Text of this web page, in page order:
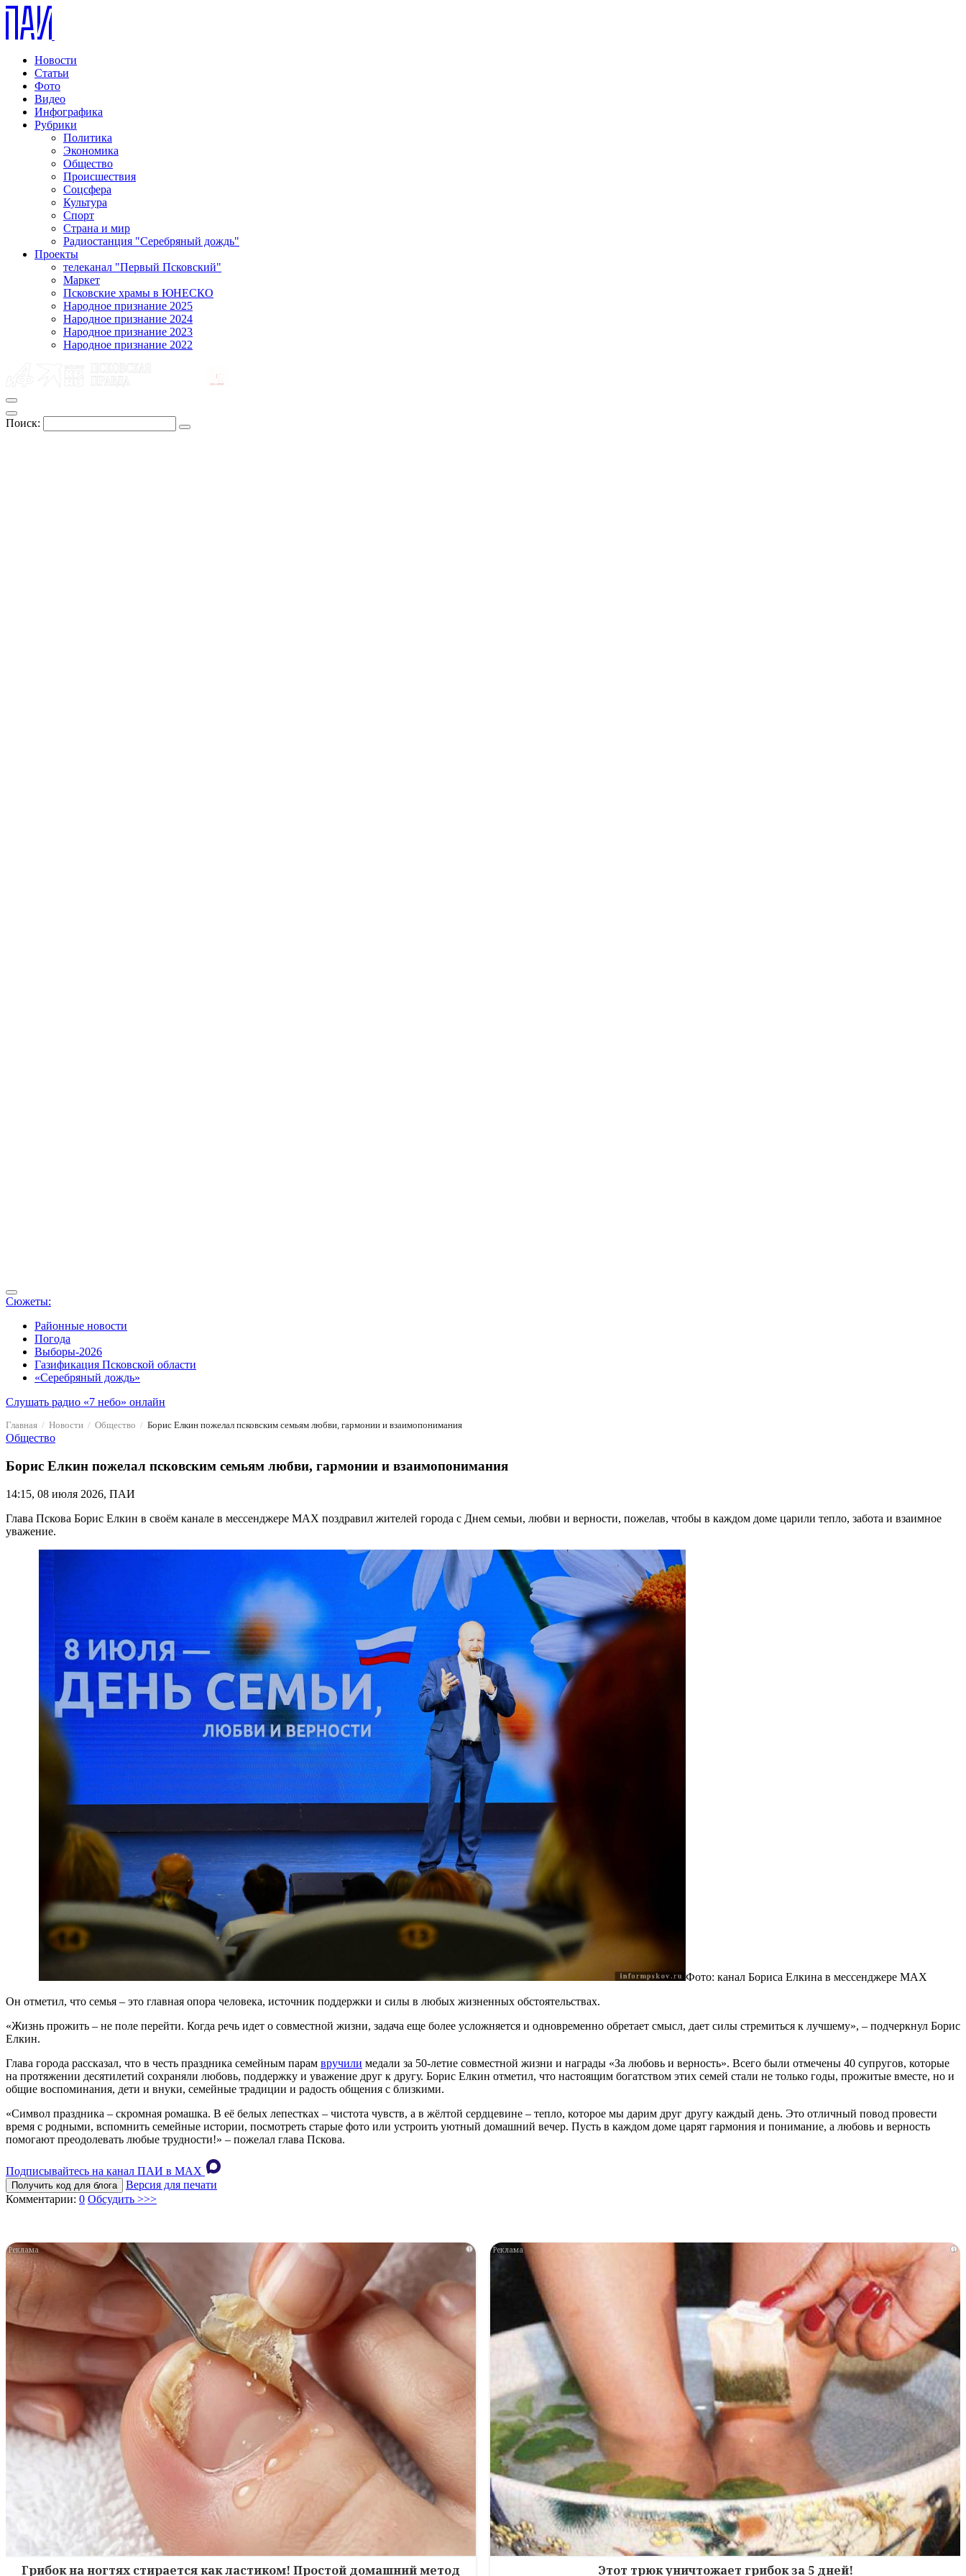
Новости
Статьи
Фото
Видео
Инфографика
Рубрики
Политика
Экономика
Общество
Происшествия
Соцсфера
Культура
Спорт
Страна и мир
Радиостанция "Серебряный дождь"
Проекты
телеканал "Первый Псковский"
Маркет
Псковские храмы в ЮНЕСКО
Народное признание 2025
Народное признание 2024
Народное признание 2023
Народное признание 2022
Поиск:
Сюжеты:
Районные новости
Погода
Выборы-2026
Газификация Псковской области
«Серебряный дождь»
Слушать радио «7 небо» онлайн
Главная Новости Общество Борис Елкин пожелал псковским семьям любви, гармонии и взаимопонимания
Общество
Борис Елкин пожелал псковским семьям любви, гармонии и взаимопонимания
14:15, 08 июля 2026, ПАИ
Глава Пскова Борис Елкин в своём канале в мессенджере MAX поздравил жителей города с Днем семьи, любви и верности, пожелав, чтобы в каждом доме царили тепло, забота и взаимное
уважение.
Фото: канал Бориса Елкина в мессенджере MAX
Он отметил, что семья – это главная опора человека, источник поддержки и силы в любых жизненных обстоятельствах.
«Жизнь прожить – не поле перейти. Когда речь идет о совместной жизни, задача еще более усложняется и одновременно обретает смысл, дает силы стремиться к лучшему», – подчеркнул Борис
Елкин.
Глава города рассказал, что в честь праздника семейным парам вручили медали за 50-летие совместной жизни и награды «За любовь и верность». Всего были отмечены 40 супругов, которые
на протяжении десятилетий сохраняли любовь, поддержку и уважение друг к другу. Борис Елкин отметил, что настоящим богатством этих семей стали не только годы, прожитые вместе, но и
общие воспоминания, дети и внуки, семейные традиции и радость общения с близкими.
«Символ праздника – скромная ромашка. В её белых лепестках – чистота чувств, а в жёлтой сердцевине – тепло, которое мы дарим друг другу каждый день. Это отличный повод провести
время с родными, вспомнить семейные истории, посмотреть старые фото или устроить уютный домашний вечер. Пусть в каждом доме царят гармония и понимание, а любовь и верность
помогают преодолевать любые трудности!» – пожелал глава Пскова.
Подписывайтесь на канал ПАИ в MAХ
Получить код для блога
Версия для печати
Комментарии: 0 Обсудить >>>
i
Грибок на ногтях стирается как ластиком! Простой домашний метод
i
Этот трюк уничтожает грибок за 5 дней!